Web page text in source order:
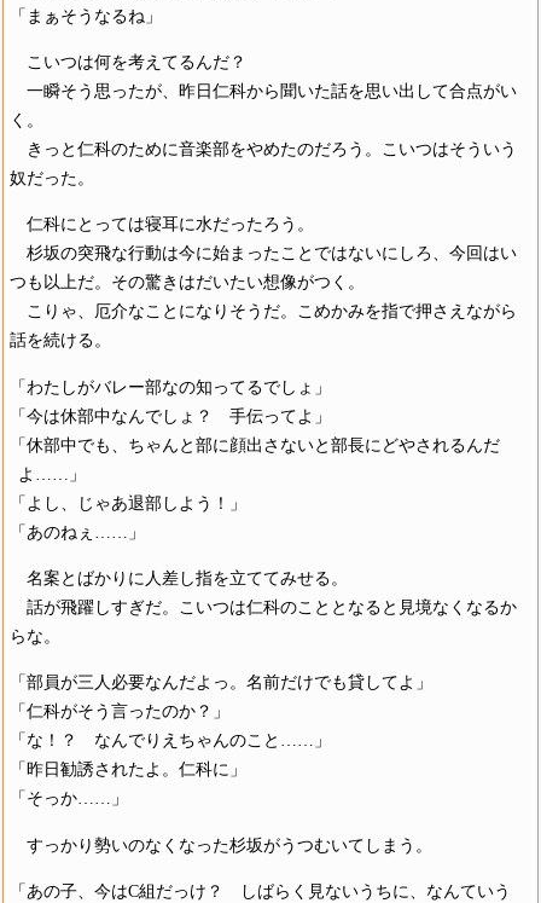
「まぁそうなるね」
こいつは何を考えてるんだ？
一瞬そう思ったが、昨日仁科から聞いた話を思い出して合点がい
く。
きっと仁科のために音楽部をやめたのだろう。こいつはそういう
奴だった。
仁科にとっては寝耳に水だったろう。
杉坂の突飛な行動は今に始まったことではないにしろ、今回はい
つも以上だ。その驚きはだいたい想像がつく。
こりゃ、厄介なことになりそうだ。こめかみを指で押さえながら
話を続ける。
「わたしがバレー部なの知ってるでしょ」
「今は休部中なんでしょ？ 手伝ってよ」
「休部中でも、ちゃんと部に顔出さないと部長にどやされるんだ
よ……」
「よし、じゃあ退部しよう！」
「あのねぇ……」
名案とばかりに人差し指を立ててみせる。
話が飛躍しすぎだ。こいつは仁科のこととなると見境なくなるか
らな。
「部員が三人必要なんだよっ。名前だけでも貸してよ」
「仁科がそう言ったのか？」
「な！？ なんでりえちゃんのこと……」
「昨日勧誘されたよ。仁科に」
「そっか……」
すっかり勢いのなくなった杉坂がうつむいてしまう。
「あの子、今はC組だっけ？ しばらく見ないうちに、なんていう